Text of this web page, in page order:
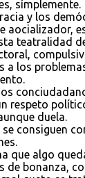
símplemente.
y los
aocializador,
teatralidad
a los
respeto
duela.
consiguen
que algo
de bonanza,